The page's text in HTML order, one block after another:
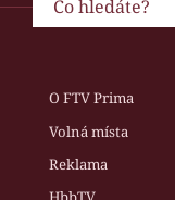
O FTV Prima
Volná místa
Reklama